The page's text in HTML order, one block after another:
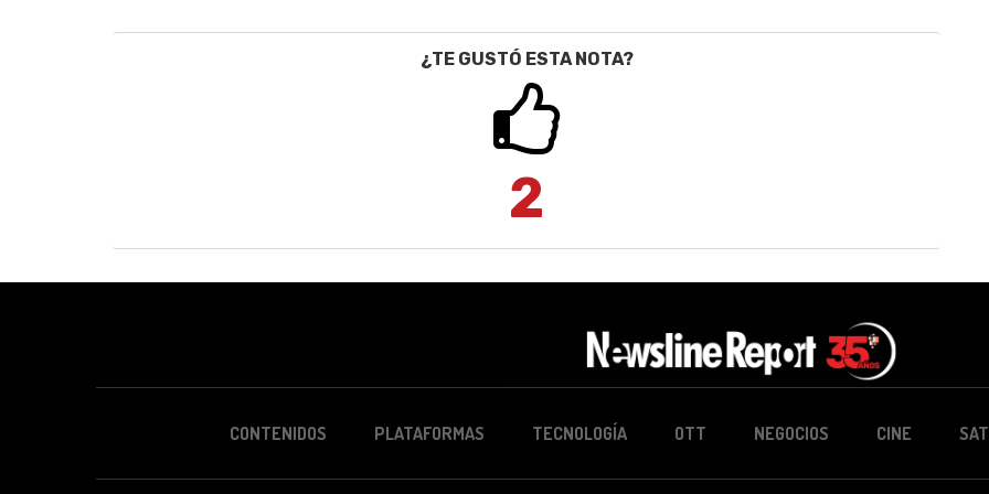
¿TE GUSTÓ ESTA NOTA?
2
CONTENIDOS PLATAFORMAS TECNOLOGÍA OTT NEGOCIOS CINE